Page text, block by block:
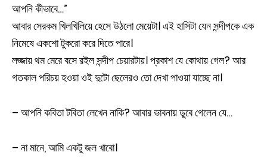
আপনি কীভাবে…”
আবার সেরকম খিলখিলিয়ে হেসে উঠলো মেয়েটা। এই হাসিটা যেন সন্দীপকে এক
নিমেষে একশো টুকরো করে দিতে পারে।
লজ্জায় থম মেরে বসে রইল সন্দীপ চেয়ারটায়। প্রকাশ যে কোথায় গেল? আর
গতকাল পরিচয় হওয়া ওই দুটো ছেলেরও তো দেখা পাওয়া যাচ্ছে না।
– আপনি কবিতা টবিতা লেখেন নাকি? আবার ভাবনায় ডুবে গেলেন যে…
– না মানে, আমি একটু জল খাবো।